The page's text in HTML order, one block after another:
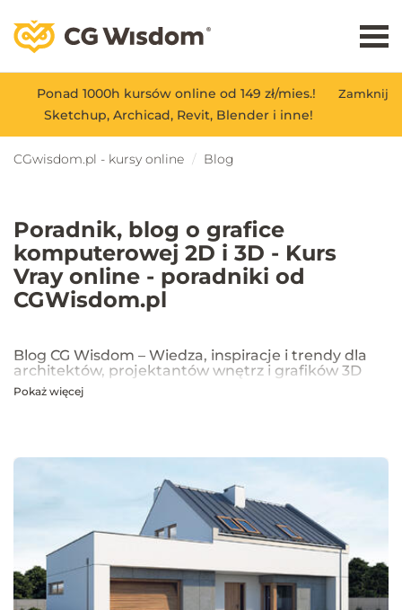
Zamknij
Ponad 1000h kursów online od 149 zł/mies.!
Sketchup, Archicad, Revit, Blender i inne!
CGwisdom.pl - kursy online Blog
Poradnik, blog o grafice
komputerowej 2D i 3D - Kurs
Vray online - poradniki od
CGWisdom.pl
Blog CG Wisdom – Wiedza, inspiracje i trendy dla
architektów, projektantów wnętrz i grafików 3D
Na blogu CG Wisdom znajdziesz praktyczne porady, inspiracje oraz
które pomagają tworzyć profesjonalne i fotorealistyczne wizualizacje.
projektantów, jakie są najlepsze praktyki w renderingu oraz jak
optymalizować proces projektowy. Śledź nasz blog, aby pozostać na
bieżąco z technologią i rozwijać swoje umiejętności w projektowaniu
przestrzeni i wizualizacji 3D!
Pokaż więcej